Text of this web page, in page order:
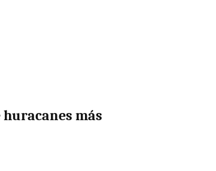
huracanes más